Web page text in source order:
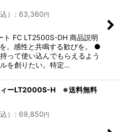
）
: 63,360円
ト FC LT2500S-DH 商品説明
。感性と共鳴する歓びを。 ●
って使い込んでもらえるよう
を創りたい。特定…
ーLT2000S-H ※送料無料
）
: 69,850円